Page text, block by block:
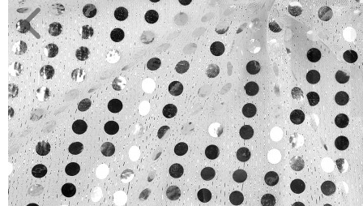
anyag
JELMEZ-
PARTY
KELLÉK
ESKÜVŐRE
KÉSZÜLÜNK
FÜRDŐSZOBA
GYEREKSZOBA
NAPPALI